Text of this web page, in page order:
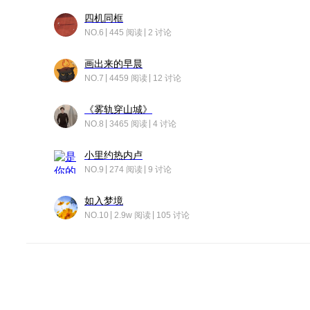
四机同框
NO.6 445 阅读 2 讨论
画出来的早晨
NO.7 4459 阅读 12 讨论
《雾轨穿山城》
NO.8 3465 阅读 4 讨论
小里约热内卢
NO.9 274 阅读 9 讨论
如入梦境
NO.10 2.9w 阅读 105 讨论